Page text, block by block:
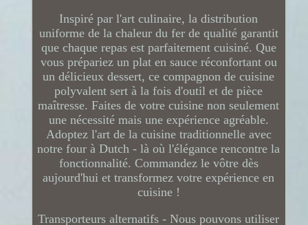
Inspiré par l'art culinaire, la distribution
uniforme de la chaleur du fer de qualité garantit
que chaque repas est parfaitement cuisiné. Que
vous prépariez un plat en sauce réconfortant ou
un délicieux dessert, ce compagnon de cuisine
polyvalent sert à la fois d'outil et de pièce
maîtresse. Faites de votre cuisine non seulement
une nécessité mais une expérience agréable.
Adoptez l'art de la cuisine traditionnelle avec
notre four à Dutch - là où l'élégance rencontre la
fonctionnalité. Commandez le vôtre dès
aujourd'hui et transformez votre expérience en
cuisine !
Transporteurs alternatifs - Nous pouvons utiliser